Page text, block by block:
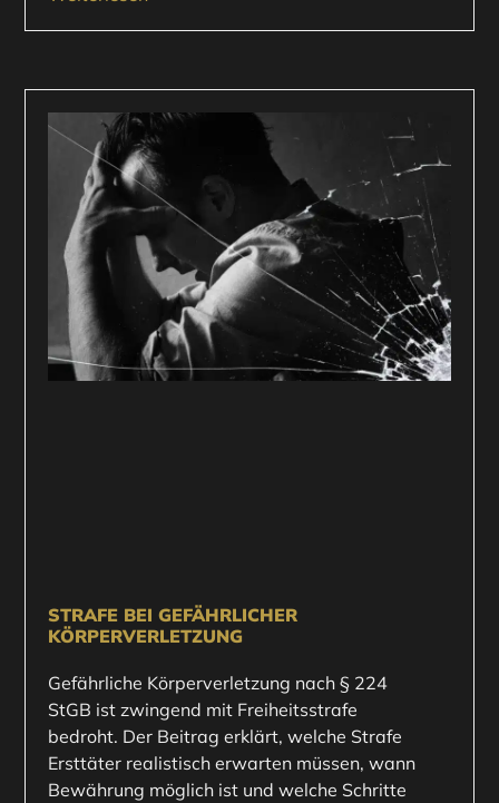
STRAFE BEI GEFÄHRLICHER
KÖRPERVERLETZUNG
Gefährliche Körperverletzung nach § 224
StGB ist zwingend mit Freiheitsstrafe
bedroht. Der Beitrag erklärt, welche Strafe
Ersttäter realistisch erwarten müssen, wann
Bewährung möglich ist und welche Schritte